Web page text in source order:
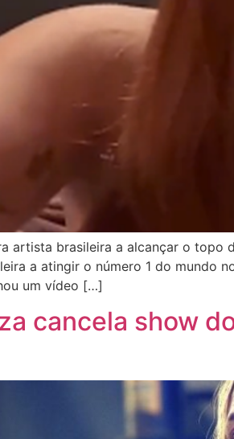
artista brasileira a alcançar o topo
a atingir o número 1 do mundo
um vídeo […]
cancela show